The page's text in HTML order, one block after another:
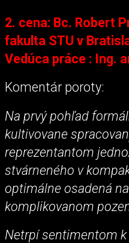
2. cena: Bc. Robert
fakulta STU v
Vedúca práce : Ing.
Komentár poroty:
Na prvý pohľad
kultivovane
reprezentantom
stvárneného v
optimálne osadená
komplikovanom
Netrpí sentimentom